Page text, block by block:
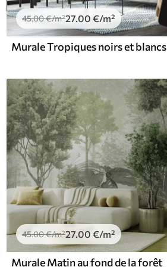
45.00€/m²27.00 €/m²
Murale Tropiques noirs et blancs
45.00€/m²27.00 €/m²
Murale Matin au fond de la forêt